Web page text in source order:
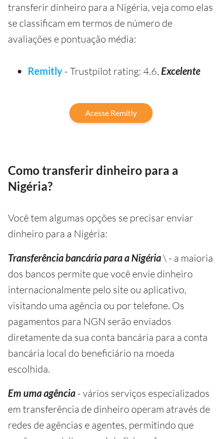
transferir dinheiro para a Nigéria, veja como elas
se classificam em termos de número de
avaliações e pontuação média:
Remitly - Trustpilot rating: 4.6, Excelente
Acesse Remitly
Como transferir dinheiro para a
Nigéria?
Você tem algumas opções se precisar enviar
dinheiro para a Nigéria:
Transferência bancária para a Nigéria\ - a maioria
dos bancos permite que você envie dinheiro
internacionalmente pelo site ou aplicativo,
visitando uma agência ou por telefone. Os
pagamentos para NGN serão enviados
diretamente da sua conta bancária para a conta
bancária local do beneficiário na moeda
escolhida.
Em uma agência - vários serviços especializados
em transferência de dinheiro operam através de
redes de agências e agentes, permitindo que